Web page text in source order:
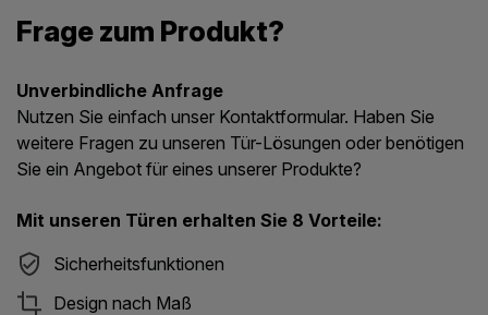
Frage zum Produkt?
Unverbindliche Anfrage
Nutzen Sie einfach unser Kontaktformular. Haben Sie
weitere Fragen zu unseren Tür-Lösungen oder benötigen
Sie ein Angebot für eines unserer Produkte?
Mit unseren Türen erhalten Sie 8 Vorteile:
Sicherheitsfunktionen
Design nach Maß